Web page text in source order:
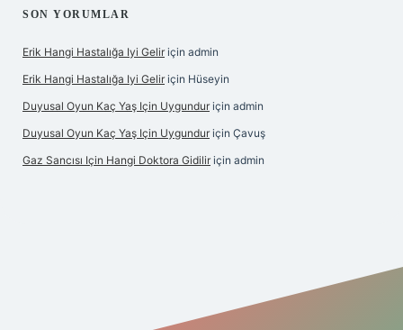
SON YORUMLAR
Erik Hangi Hastalığa Iyi Gelir için admin
Erik Hangi Hastalığa Iyi Gelir için Hüseyin
Duyusal Oyun Kaç Yaş Için Uygundur için admin
Duyusal Oyun Kaç Yaş Için Uygundur için Çavuş
Gaz Sancısı Için Hangi Doktora Gidilir için admin